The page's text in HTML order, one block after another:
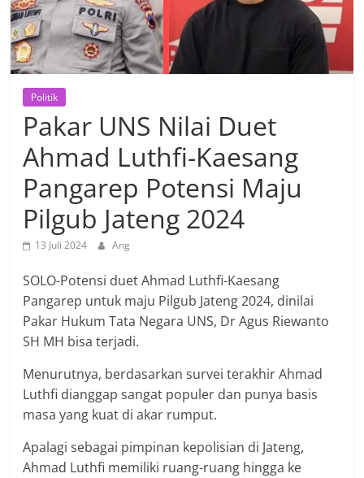
Politik
Pakar UNS Nilai Duet
Ahmad Luthfi-Kaesang
Pangarep Potensi Maju
Pilgub Jateng 2024
13 Juli 2024 Ang
SOLO-Potensi duet Ahmad Luthfi-Kaesang
Pangarep untuk maju Pilgub Jateng 2024, dinilai
Pakar Hukum Tata Negara UNS, Dr Agus Riewanto
SH MH bisa terjadi.
Menurutnya, berdasarkan survei terakhir Ahmad
Luthfi dianggap sangat populer dan punya basis
masa yang kuat di akar rumput.
Apalagi sebagai pimpinan kepolisian di Jateng,
Ahmad Luthfi memiliki ruang-ruang hingga ke